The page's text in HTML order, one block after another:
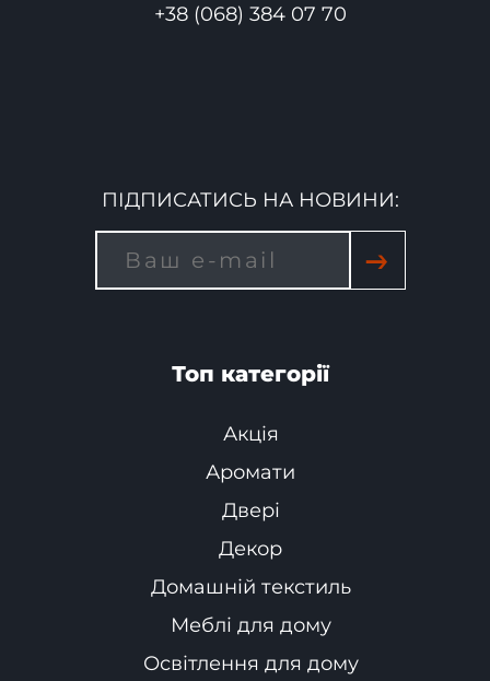
+38 (068) 384 07 70
ПІДПИСАТИСЬ НА НОВИНИ:
→
Топ категорії
Акція
Аромати
Двері
Декор
Домашній текстиль
Меблі для дому
Освітлення для дому